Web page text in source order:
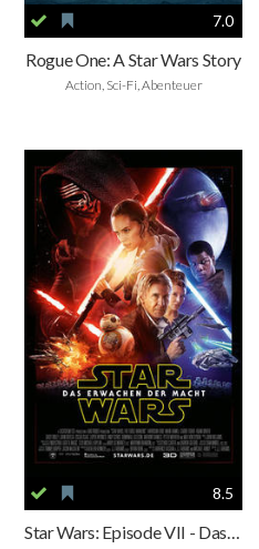
7.0
Rogue One: A Star Wars Story
Action, Sci-Fi, Abenteuer
8.5
Star Wars: Episode VII - Das Erwachen der Macht